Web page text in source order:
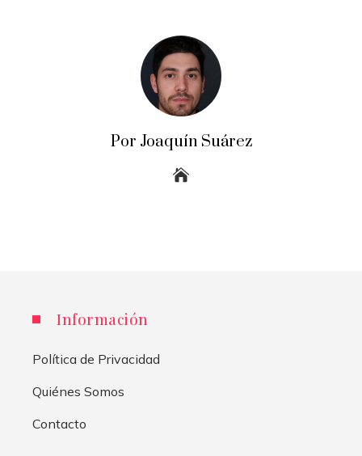
Por Joaquín Suárez
Información
Política de Privacidad
Quiénes Somos
Contacto